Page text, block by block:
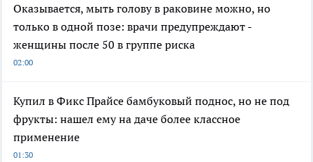
Оказывается, мыть голову в раковине можно, но
только в одной позе: врачи предупреждают -
женщины после 50 в группе риска
02:00
Купил в Фикс Прайсе бамбуковый поднос, но не под
фрукты: нашел ему на даче более классное
применение
01:30